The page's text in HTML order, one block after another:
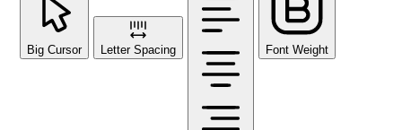
Big Cursor Letter Spacing Font Weight